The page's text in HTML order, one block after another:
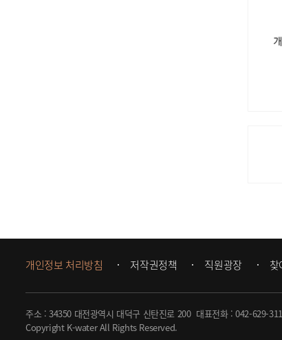
개인정보 처리방침 저작권정책 직원광장 찾
주소 : 34350 대전광역시 대덕구 신탄진로 200 대표전화 :042-629-
Copyright K-water All Rights Reserved.